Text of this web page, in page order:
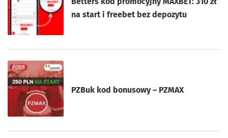
na start i freebet bez depozytu
PZBuk kod bonusowy – PZMAX